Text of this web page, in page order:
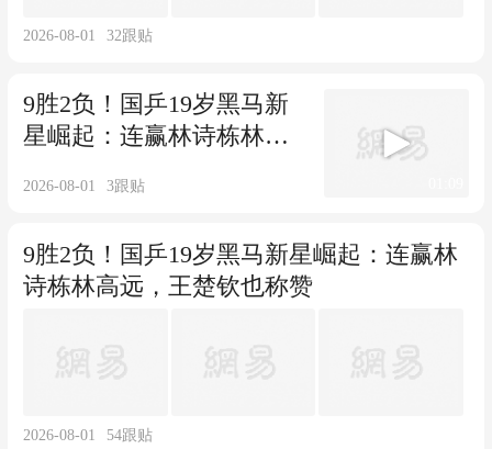
2026-08-01 32跟贴
9胜2负！国乒19岁黑马新
星崛起：连赢林诗栋林高
2026-08-01 3跟贴
9胜2负！国乒19岁黑马新星崛起：连赢林
诗栋林高远，王楚钦也称赞
2026-08-01 54跟贴